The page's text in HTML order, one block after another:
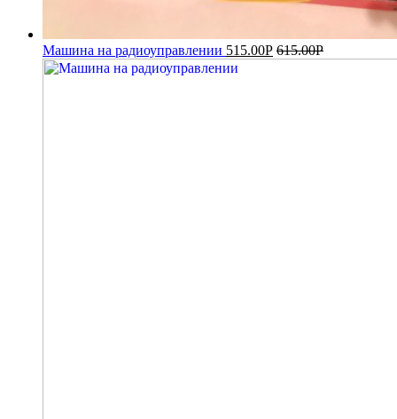
Машина на радиоуправлении 515.00Р 615.00Р